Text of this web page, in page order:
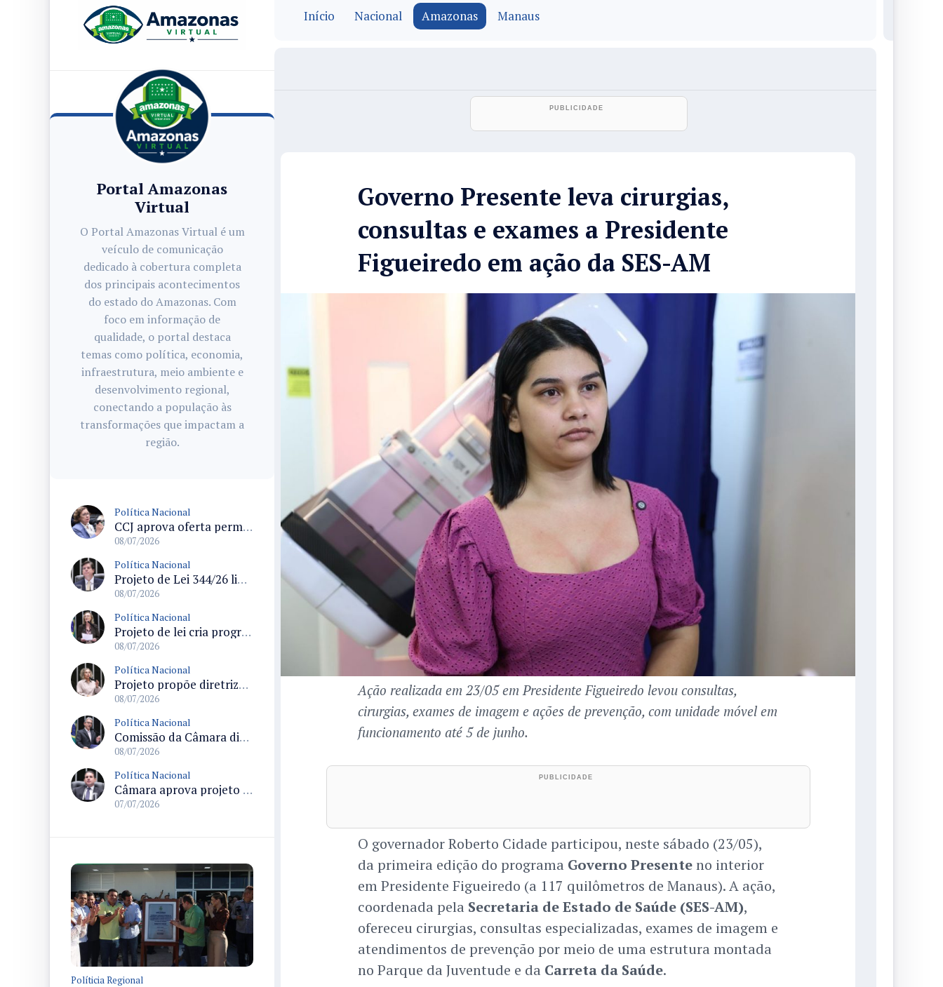
Portal Amazonas
Virtual
O Portal Amazonas Virtual é um
veículo de comunicação
dedicado à cobertura completa
dos principais acontecimentos
do estado do Amazonas. Com
foco em informação de
qualidade, o portal destaca
temas como política, economia,
infraestrutura, meio ambiente e
desenvolvimento regional,
conectando a população às
transformações que impactam a
região.
Política Nacional
CCJ aprova oferta permanente de canais de atendimento a mulheres em situação de violência doméstica e altera Lei Maria da Penha
08/07/2026
Política Nacional
Projeto de Lei 344/26 limita impedimento e regula advocacia de parlamentares segundo ente remunerador
08/07/2026
Política Nacional
Projeto de lei cria programa federal para enfrentar insegurança hídrica na metade sul do Rio Grande do Sul
08/07/2026
Política Nacional
Projeto propõe diretrizes de segurança alimentar na Amazônia Legal para povos e comunidades tradicionais
08/07/2026
Política Nacional
Comissão da Câmara discute impactos sociais e possíveis violações por cobrança de pedágio na Lapa
08/07/2026
Política Nacional
Câmara aprova projeto que cria Sistema Nacional de enfrentamento da violência contra mulheres e envia texto ao Senado
07/07/2026
Políticia Regional
Início Nacional Amazonas Manaus
Governo Presente leva cirurgias,
consultas e exames a Presidente
Figueiredo em ação da SES-AM
Ação realizada em 23/05 em Presidente Figueiredo levou consultas,
cirurgias, exames de imagem e ações de prevenção, com unidade móvel em
funcionamento até 5 de junho.
O governador Roberto Cidade participou, neste sábado (23/05),
da primeira edição do programa Governo Presenteno interior
em Presidente Figueiredo (a 117 quilômetros de Manaus). A ação,
coordenada pela Secretaria de Estado de Saúde (SES-AM),
ofereceu cirurgias, consultas especializadas, exames de imagem e
atendimentos de prevenção por meio de uma estrutura montada
no Parque da Juventude e da Carreta da Saúde.